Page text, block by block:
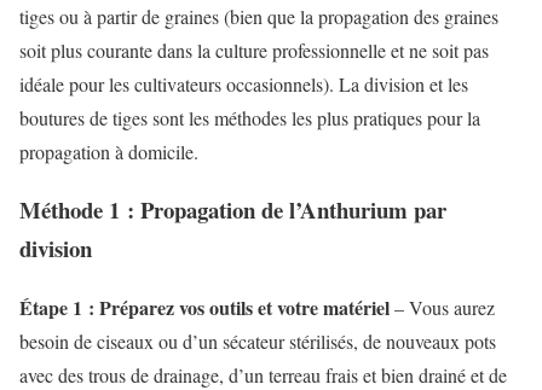
tiges ou à partir de graines (bien que la propagation des graines
soit plus courante dans la culture professionnelle et ne soit pas
idéale pour les cultivateurs occasionnels). La division et les
boutures de tiges sont les méthodes les plus pratiques pour la
propagation à domicile.
Méthode 1 : Propagation de l’Anthurium par
division
Étape 1 : Préparez vos outils et votre matériel– Vous aurez
besoin de ciseaux ou d’un sécateur stérilisés, de nouveaux pots
avec des trous de drainage, d’un terreau frais et bien drainé et de